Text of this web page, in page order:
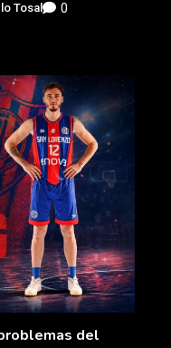
Tosal 0
del